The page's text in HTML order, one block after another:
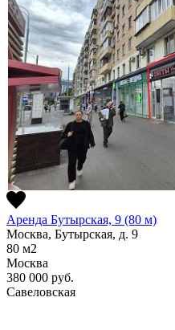
Аренда Бутырская, 9 (80 м)
Москва, Бутырская, д. 9
80 м2
Москва
380 000 руб.
Савеловская